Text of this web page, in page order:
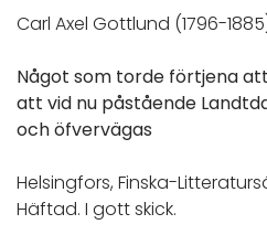
Carl Axel Gottlund (1796-
Något som torde förtjena
att vid nu påstående
och öfvervägas
Helsingfors, Finska-
Häftad. I gott skick.